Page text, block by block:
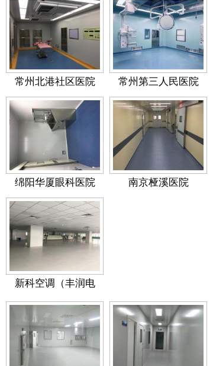
常州北港社区医院 常州第三人民医院
绵阳华厦眼科医院 南京桠溪医院
新科空调（丰润电
器）电子车间